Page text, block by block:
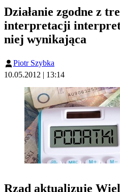
Działanie zgodne z
interpretacji
niej wynikająca
Piotr Szybka
10.05.2012 | 13:14
Rząd aktualizuje